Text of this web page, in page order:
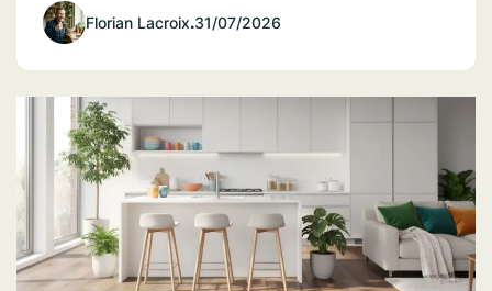
Florian Lacroix.31/07/2026